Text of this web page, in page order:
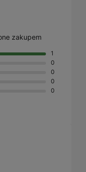
zakupem
1
0
0
0
0